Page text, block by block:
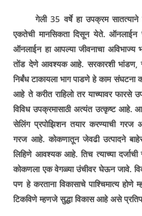
गेली 35 वर्षे हा उपक्रम सातत्याने
एकतेची मानसिकता दिसून येते. ऑनलाईन
ऑनलाईन हा आपल्या जीवनाचा अविभाज्य
तोंड देणे आवश्‍यक आहे. सरकारशी भांडण,
निर्बंध टाकायला भाग पाडणे हे काम
आहे ते करीत राहिलो तर याच्यावर फारसे
विविध उपक्रमासाठी अत्यंत उत्कृष्ट आहे.
सेलिंग प्रपोझिशन तयार करण्याची गरज
गरज आहे. कोकणातून जेवढी उत्पादने
लिहिणे आवश्‍यक आहे. तिच त्याच्या दर्जाची
कोकणला एक वेगळ्या उंचीवर घेऊन जावे.
पण हे करताना विकासाचे पाश्‍चिमात्य
टिकविणे म्हणजे सुद्धा विकास आहे असे